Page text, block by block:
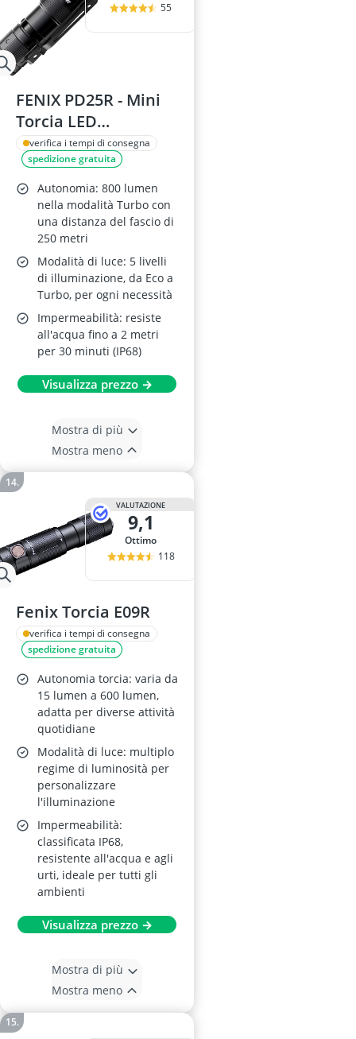
55
FENIX PD25R - Mini
Torcia LED
Ricaricabile
verifica i tempi di consegna
spedizione gratuita
Autonomia: 800 lumen
nella modalità Turbo con
una distanza del fascio di
250 metri
Modalità di luce: 5 livelli
di illuminazione, da Eco a
Turbo, per ogni necessità
Impermeabilità: resiste
all'acqua fino a 2 metri
per 30 minuti (IP68)
Visualizza prezzo →
Mostra di più
Mostra meno
VALUTAZIONE
9,1
Ottimo
118
Fenix Torcia E09R
verifica i tempi di consegna
spedizione gratuita
Autonomia torcia: varia da
15 lumen a 600 lumen,
adatta per diverse attività
quotidiane
Modalità di luce: multiplo
regime di luminosità per
personalizzare
l'illuminazione
Impermeabilità:
classificata IP68,
resistente all'acqua e agli
urti, ideale per tutti gli
ambienti
Visualizza prezzo →
Mostra di più
Mostra meno